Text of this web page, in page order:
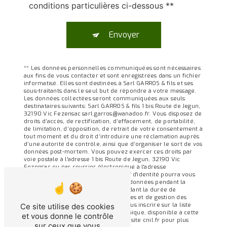
conditions particulières ci-dessous **
Envoyer
** Les données personnelles communiquées sont nécessaires
aux fins de vous contacter et sont enregistrées dans un fichier
informatisé. Elles sont destinées à Sarl GARROS & fils et ses
sous-traitants dans le seul but de répondre à votre message.
Les données collectées seront communiquées aux seuls
destinataires suivants: Sarl GARROS & fils 1 bis Route de Jegun,
32190 Vic Fezensac sarl.garros@wanadoo.fr. Vous disposez de
droits d’accès, de rectification, d’effacement, de portabilité,
de limitation, d’opposition, de retrait de votre consentement à
tout moment et du droit d’introduire une réclamation auprès
d’une autorité de contrôle, ainsi que d’organiser le sort de vos
données post-mortem. Vous pouvez exercer ces droits par
voie postale à l'adresse 1 bis Route de Jegun, 32190 Vic
Fezensac ou par courrier électronique à l'adresse
sarl.garros@wanadoo.fr. Un justificatif d'identité pourra vous
être demandé. Nous conservons vos données pendant la
période de prise de contact puis pendant la durée de
prescription légale aux fins probatoires et de gestion des
contentieux. Vous avez le droit de vous inscrire sur la liste
d'opposition au démarchage téléphonique, disponible à cette
adresse: Bloctel.gouv.fr. Consultez le site cnil.fr pour plus
Ce site utilise des cookies
et vous donne le contrôle